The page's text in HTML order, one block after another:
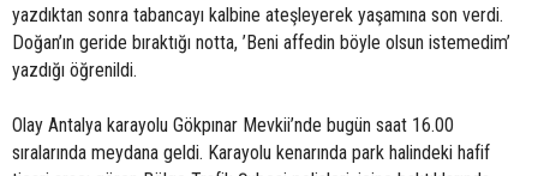
yazdıktan sonra tabancayı kalbine ateşleyerek yaşamına son verdi.
Doğan’ın geride bıraktığı notta, ’Beni affedin böyle olsun istemedim’
yazdığı öğrenildi.
Olay Antalya karayolu Gökpınar Mevkii’nde bugün saat 16.00
sıralarında meydana geldi. Karayolu kenarında park halindeki hafif